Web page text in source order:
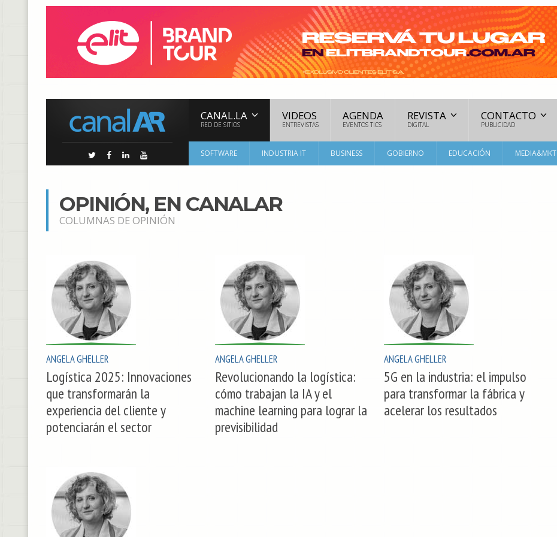
CANAL.LA
RED DE SITIOS
VIDEOS
ENTREVISTAS
AGENDA
EVENTOS TICS
REVISTA
DIGITAL
CONTACTO
PUBLICIDAD
SOFTWARE INDUSTRIA IT BUSINESS GOBIERNO EDUCACIÓN MEDIA&MKT
OPINIÓN, EN CANALAR
COLUMNAS DE OPINIÓN
ANGELA GHELLER
Logística 2025: Innovaciones
que transformarán la
experiencia del cliente y
potenciarán el sector
ANGELA GHELLER
Revolucionando la logística:
cómo trabajan la IA y el
machine learning para lograr la
previsibilidad
ANGELA GHELLER
5G en la industria: el impulso
para transformar la fábrica y
acelerar los resultados